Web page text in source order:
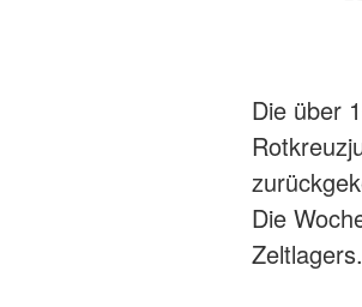
Die über
Die
Zeltlagers.